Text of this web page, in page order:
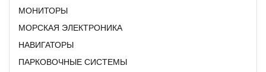
МОНИТОРЫ
МОРСКАЯ ЭЛЕКТРОНИКА
НАВИГАТОРЫ
ПАРКОВОЧНЫЕ СИСТЕМЫ